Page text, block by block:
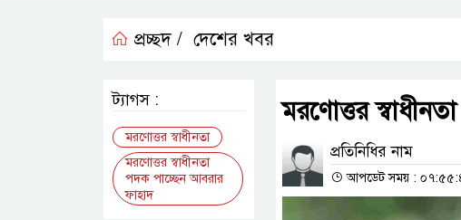
প্রচ্ছদ / দেশের খবর
মরণোত্তর
প্রতিনিধির নাম
আপডেট সময় :
ট্যাগস :
মরণোত্তর স্বাধীনতা
মরণোত্তর স্বাধীনতা
পদক পাচ্ছেন আবরার
ফাহাদ